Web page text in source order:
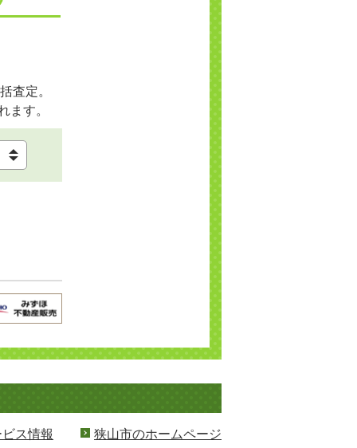
査定。
ます。
ス情報 狭山市のホームページ